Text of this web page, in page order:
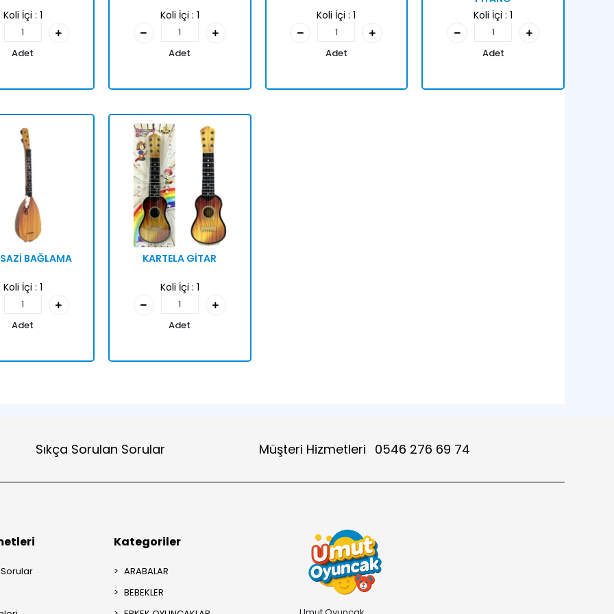
Koli İçi : 1
Adet
Koli İçi : 1
Adet
Koli İçi :1
Adet
Koli İçi :1
Adet
BAĞLAMA
Koli İçi : 1
Adet
KARTELA GİTAR
Koli İçi : 1
Adet
Sıkça Sorulan Sorular Müşteri Hizmetleri 0546 276 69 74
Kategoriler
ARABALAR
BEBEKLER